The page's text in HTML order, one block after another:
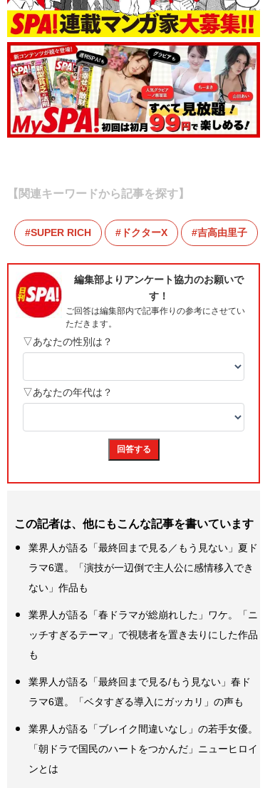
【関連キーワードから記事を探す】
SUPER RICH ドクターX 吉高由里子
この記者は、他にもこんな記事を書いています
業界人が語る「最終回まで見る／もう見ない」夏ド
ラマ6選。「演技が一辺倒で主人公に感情移入でき
ない」作品も
業界人が語る「春ドラマが総崩れした」ワケ。「ニ
ッチすぎるテーマ」で視聴者を置き去りにした作品
も
業界人が語る「最終回まで見る/もう見ない」春ド
ラマ6選。「ベタすぎる導入にガッカリ」の声も
業界人が語る「ブレイク間違いなし」の若手女優。
「朝ドラで国民のハートをつかんだ」ニューヒロイ
ンとは